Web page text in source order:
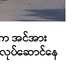
က အင်အား
လုပ်ဆောင်နေ